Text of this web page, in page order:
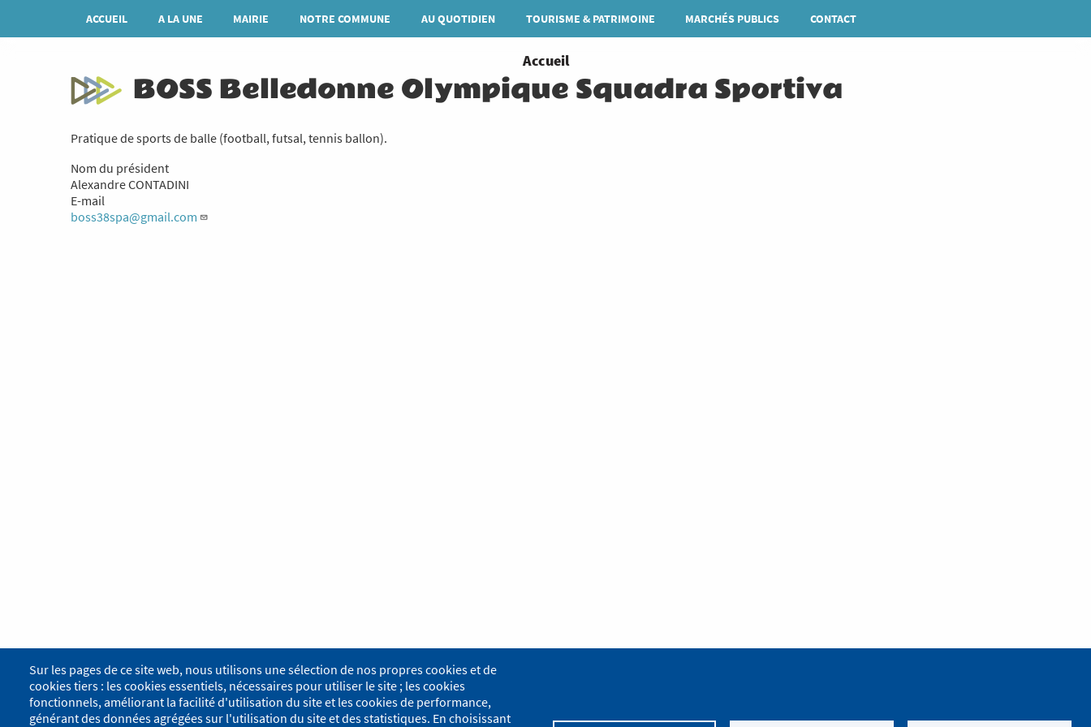
contenu
Navigation
principale
ACCUEIL A LA UNE MAIRIE NOTRE COMMUNE AU QUOTIDIEN TOURISME & PATRIMOINE MARCHÉS PUBLICS CONTACT
You
are
Accueil
BOSS Belledonne Olympique Squadra Sportiva
Pratique de sports de balle (football, futsal, tennis ballon).
Nom du président
Alexandre CONTADINI
E-mail
boss38spa@gmail.com
Sur les pages de ce site web, nous utilisons une sélection de nos propres cookies et de
cookies tiers : les cookies essentiels, nécessaires pour utiliser le site ; les cookies
fonctionnels, améliorant la facilité d'utilisation du site et les cookies de performance,
générant des données agrégées sur l'utilisation du site et des statistiques. En choisissant